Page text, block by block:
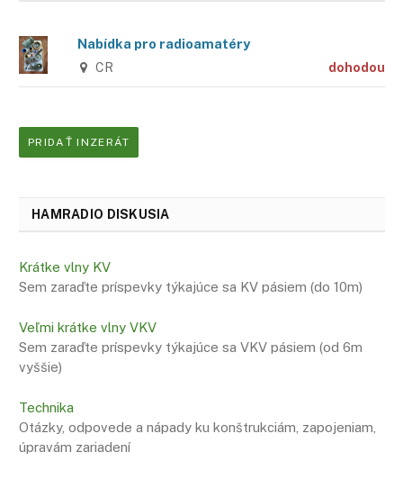
Nabídka pro radioamatéry
CR dohodou
PRIDAŤ INZERÁT
HAMRADIO DISKUSIA
Krátke vlny KV
Sem zaraďte príspevky týkajúce sa KV pásiem (do 10m)
Veľmi krátke vlny VKV
Sem zaraďte príspevky týkajúce sa VKV pásiem (od 6m
vyššie)
Technika
Otázky, odpovede a nápady ku konštrukciám, zapojeniam,
úpravám zariadení